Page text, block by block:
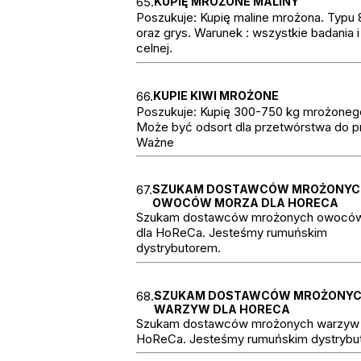
Poszukuje: Kupię maline mrożona. Typu
oraz grys. Warunek : wszystkie badania
celnej.
66.KUPIE KIWI MROŻONE
Poszukuje: Kupię 300-750 kg
Może być odsort dla przetwórstwa do
Ważne
67.SZUKAM DOSTAWCÓW
OWOCÓW MORZA DLA HORECA
Szukam dostawców mrożonych
dla HoReCa. Jesteśmy rumuńskim
dystrybutorem.
68.SZUKAM DOSTAWCÓW
WARZYW DLA HORECA
Szukam dostawców mrożonych
HoReCa. Jesteśmy rumuńskim